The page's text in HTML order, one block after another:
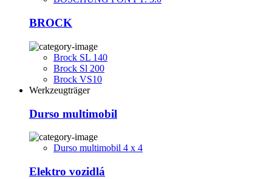
BROCK
Brock SL 140
Brock Sl 200
Brock VS10
Werkzeugträger
Durso multimobil
Durso multimobil 4 x 4
Elektro vozidlá